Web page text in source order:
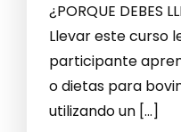
¿PORQUE DEBES
Llevar este curso
participante
o dietas para
utilizando un […]